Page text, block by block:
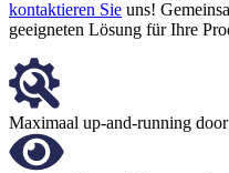
kontaktieren Sie uns!
geeigneten Lösung für Ihre
Maximaal up-and-running